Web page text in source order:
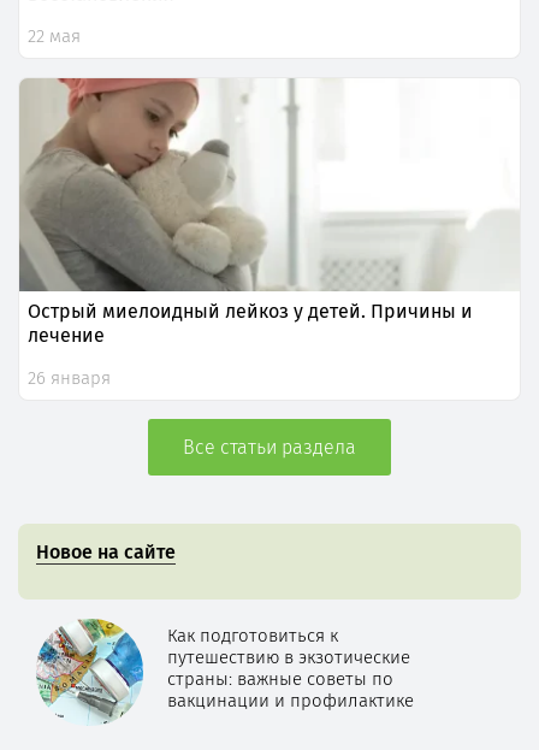
22 мая
Острый миелоидный лейкоз у детей. Причины и
лечение
26 января
Все статьи раздела
Новое на сайте
Как подготовиться к
путешествию в экзотические
страны: важные советы по
вакцинации и профилактике